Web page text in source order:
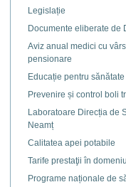
Legislație
Documente eliberate de
Aviz anual medici cu
pensionare
Educație pentru sănătate
Prevenire și control boli
Laboratoare Direcția de
Neamț
Calitatea apei potabile
Tarife prestaţii în
Programe naționale de